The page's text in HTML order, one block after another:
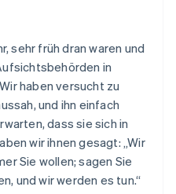
sehr früh dran waren und
in
haben versucht zu
und ihn einfach
dass sie sich in
wir ihnen gesagt: „Wir
Sie wollen; sagen Sie
und wir werden es tun.“